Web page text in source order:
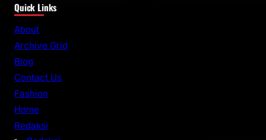
a
r
Quick Links
About
Archive Grid
Blog
Contact Us
Fashion
Home
Redaksi